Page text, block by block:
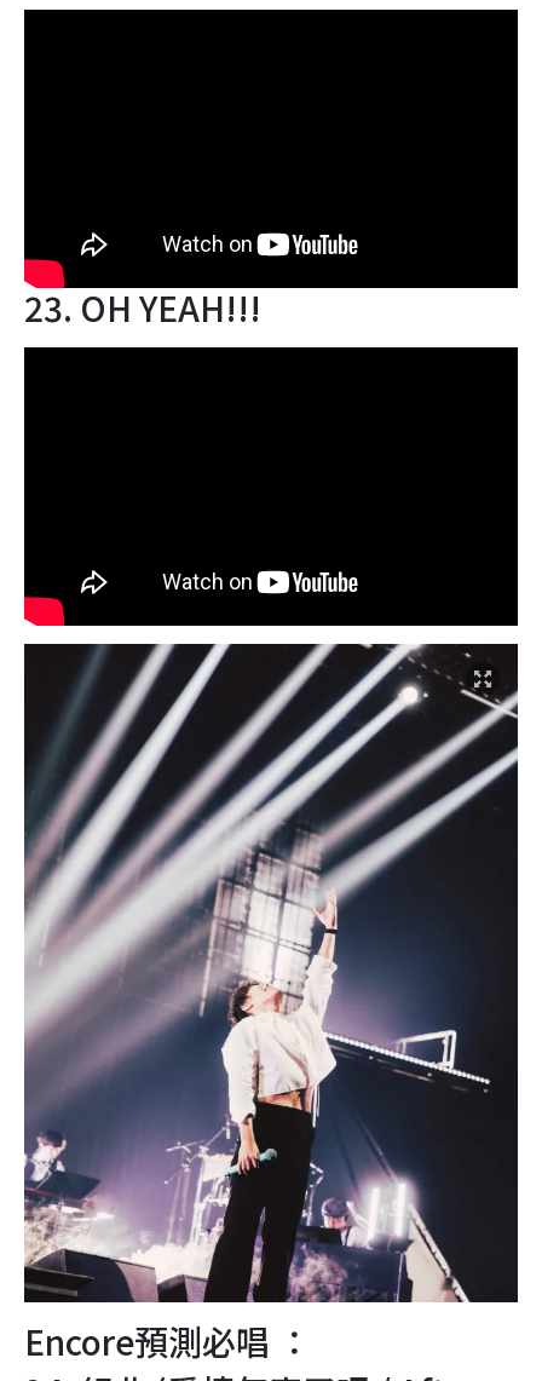
23. OH YEAH!!!
Encore預測必唱 ：